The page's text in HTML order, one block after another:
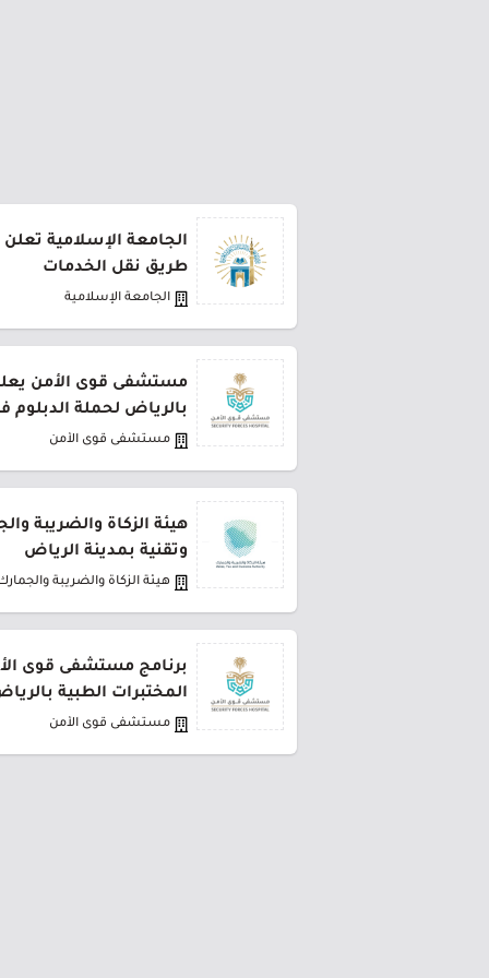
الجامعة الإسلامية
طريق نقل الخدمات
الجامعة الإسلامية
مستشفى قوى الأمن
بالرياض لحملة الدبلوم
مستشفى قوى الأمن
هيئة الزكاة والضريبة
وتقنية بمدينة الرياض
هيئة الزكاة والضريبة
برنامج مستشفى قوى
المختبرات الطبية
مستشفى قوى الأمن